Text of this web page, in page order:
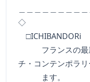
＿＿＿＿＿＿＿＿
◇
□ICHIBANDORi
フランスの最新
チ・コンテンポラ
ます。